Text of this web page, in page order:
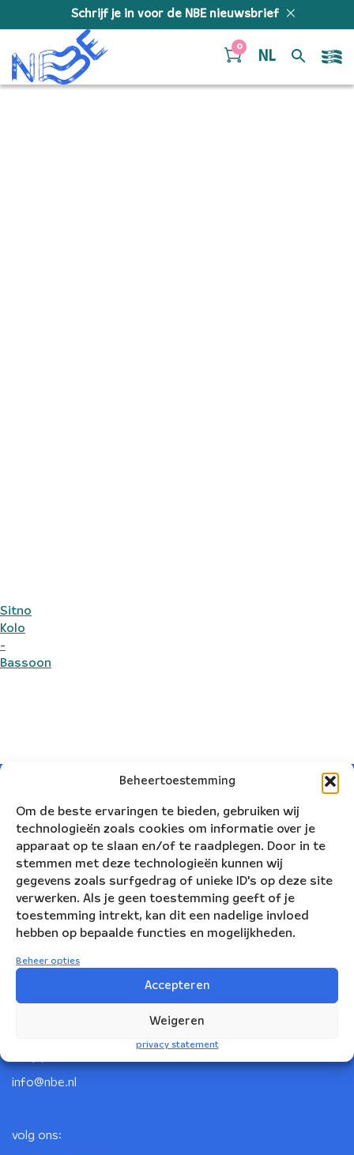
Beheertoestemming
Om de beste ervaringen te bieden, gebruiken wij
technologieën zoals cookies om informatie over je
apparaat op te slaan en/of te raadplegen. Door in te
stemmen met deze technologieën kunnen wij
gegevens zoals surfgedrag of unieke ID's op deze site
verwerken. Als je geen toestemming geeft of je
toestemming intrekt, kan dit een nadelige invloed
hebben op bepaalde functies en mogelijkheden.
Beheer opties
Accepteren
Weigeren
privacy statement
Schrijf je in voor de NBE nieuwsbrief
0
NL
Sitno
Kolo
-
Bassoon
Nederlands Blazers Ensemble
Korte Leidsedwarsstraat 12
info@nbe.nl
volg ons: